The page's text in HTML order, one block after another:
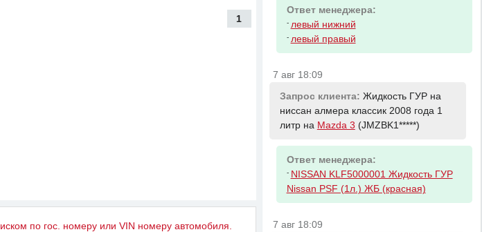
1
по гос. номеру или VIN номеру автомобиля.
Ответ менеджера:
- левый нижний
- левый правый
7 авг 18:09
Запрос клиента: Жидкость ГУР на
ниссан алмера классик 2008 года 1
литр на Mazda 3 (JMZBK1*****)
Ответ менеджера:
- NISSAN KLF5000001 Жидкость ГУР
Nissan PSF (1л.) ЖБ (красная)
7 авг 18:09